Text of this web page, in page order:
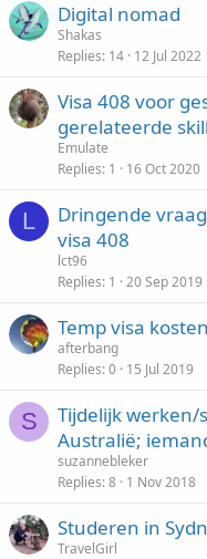
Digital nomad
Shakas
Replies 14 12 Jul 2022
Visa 408 voor
gerelateerde
Emulate
Replies 1 16 Oct 2020
L
Dringende
visa 408
lct96
Replies 1 20 Sep 2019
Temp visa
afterbang
Replies 0 15 Jul 2019
S
Tijdelijk werken/
Australië;
suzannebleker
Replies 8 1 Nov 2018
Studeren in
TravelGirl